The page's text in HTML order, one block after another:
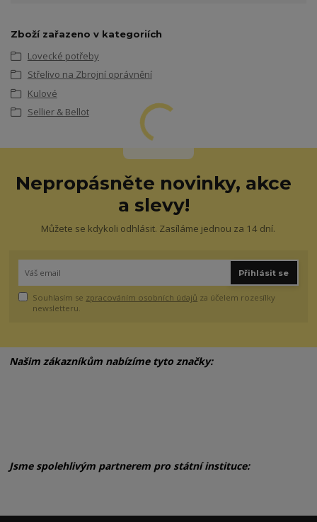
Zboží zařazeno v kategoriích
Lovecké potřeby
Střelivo na Zbrojní oprávnění
Kulové
Sellier & Bellot
Nepropásněte novinky, akce
a slevy!
Můžete se kdykoli odhlásit. Zasíláme jednou za 14 dní.
Přihlásit se
Souhlasím se zpracováním osobních údajů za účelem rozesílky
newsletteru.
Našim zákazníkům nabízíme tyto značky:
Jsme spolehlivým partnerem pro státní instituce: